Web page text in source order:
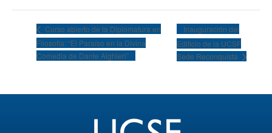
Curso abierto de la Diplomatura en
Filosofía: “El Paraíso en la Divina
Comedia de Dante Alghieri”
Inauguración del
Edificio de la UCSF
Sede Reconquista